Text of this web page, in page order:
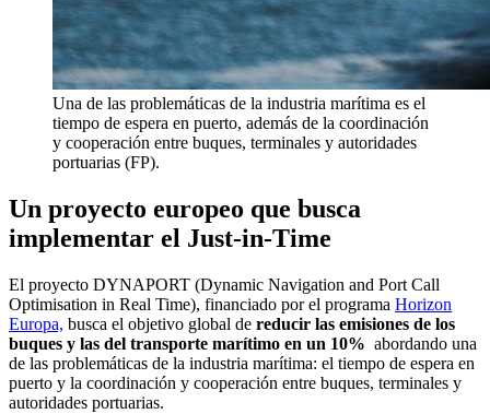
Una de las problemáticas de la industria marítima es el
tiempo de espera en puerto, además de la coordinación
y cooperación entre buques, terminales y autoridades
portuarias (FP).
Un proyecto europeo que busca
implementar el Just-in-Time
El proyecto DYNAPORT (Dynamic Navigation and Port Call
Optimisation in Real Time), financiado por el programa Horizon
Europa, busca el objetivo global de reducir las emisiones de los
buques y las del transporte marítimo en un 10% abordando una
de las problemáticas de la industria marítima: el tiempo de espera en
puerto y la coordinación y cooperación entre buques, terminales y
autoridades portuarias.